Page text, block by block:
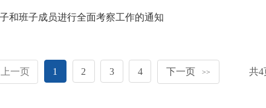
和班子成员进行全面考察工作的通知
上一页 1 2 3 4 下一页 >> 共4